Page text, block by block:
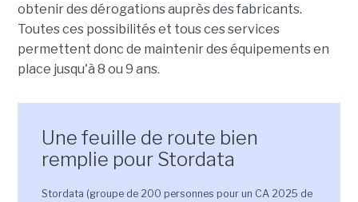
obtenir des dérogations auprès des fabricants.
Toutes ces possibilités et tous ces services
permettent donc de maintenir des équipements en
place jusqu'à 8 ou 9 ans.
Une feuille de route bien
remplie pour Stordata
Stordata (groupe de 200 personnes pour un CA 2025 de